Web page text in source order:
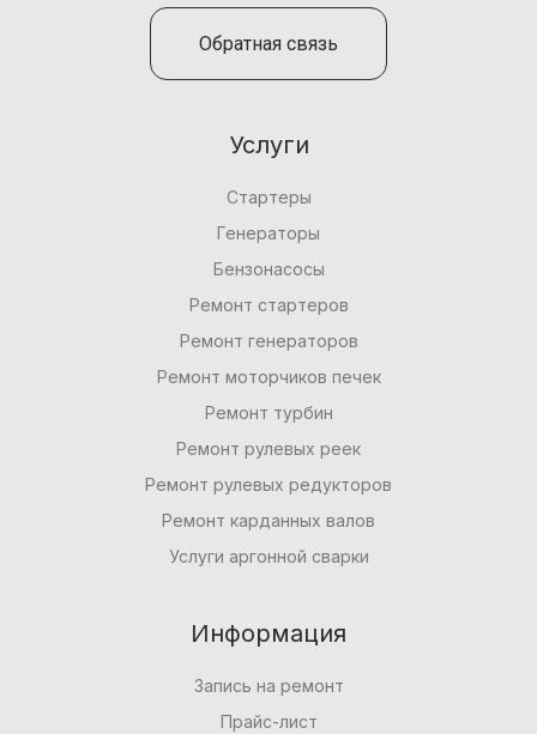
Обратная связь
Услуги
Стартеры
Генераторы
Бензонасосы
Ремонт стартеров
Ремонт генераторов
Ремонт моторчиков печек
Ремонт турбин
Ремонт рулевых реек
Ремонт рулевых редукторов
Ремонт карданных валов
Услуги аргонной сварки
Информация
Запись на ремонт
Прайс-лист